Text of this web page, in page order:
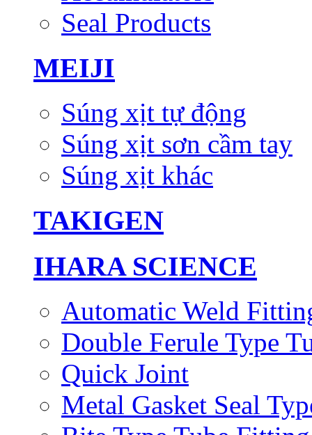
Seal Products
MEIJI
Súng xịt tự động
Súng xịt sơn cầm tay
Súng xịt khác
TAKIGEN
IHARA SCIENCE
Automatic Weld
Double Ferule Type
Quick Joint
Metal Gasket Seal